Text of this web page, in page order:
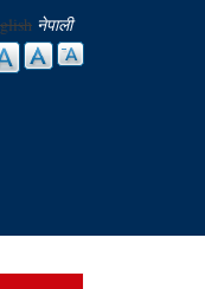
नेपाली